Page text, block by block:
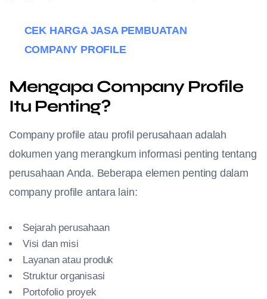
CEK HARGA JASA PEMBUATAN
COMPANY PROFILE
Mengapa Company Profile
Itu Penting?
Company profile atau profil perusahaan adalah
dokumen yang merangkum informasi penting tentang
perusahaan Anda. Beberapa elemen penting dalam
company profile antara lain:
Sejarah perusahaan
Visi dan misi
Layanan atau produk
Struktur organisasi
Portofolio proyek